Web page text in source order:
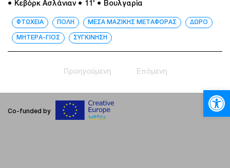
● Κεβόρκ Ασλάνιαν ● 11' ● Βουλγαρία
ΦΤΩΧΕΙΑ ΠΟΛΗ ΜΕΣΑ ΜΑΖΙΚΗΣ ΜΕΤΑΦΟΡΑΣ ΔΩΡΟ
ΜΗΤΕΡΑ-ΓΙΟΣ ΣΥΓΚΙΝΗΣΗ
Προηγούμενη Επόμενη
Co-funded by